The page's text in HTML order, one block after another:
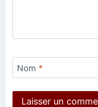
Nom *